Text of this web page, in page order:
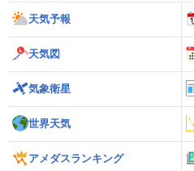
天気予報
天気図
気象衛星
世界天気
アメダスランキング